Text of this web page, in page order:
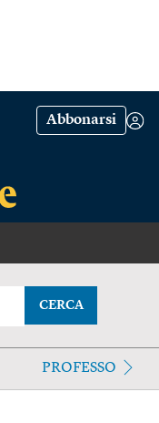
Abbonarsi
CERCA
PROFESSO